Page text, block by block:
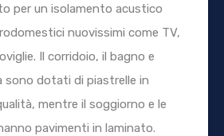
per un isolamento acustico
nuovissimi come TV,
Il corridoio, il bagno e
sono dotati di piastrelle in
mentre il soggiorno e le
pavimenti in laminato.